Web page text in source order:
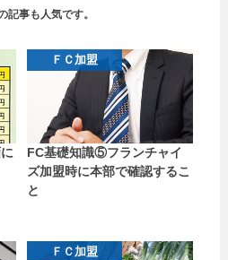
記事も人気です。
ＦＣ加盟
FC基礎知識⑤フランチャイ
ズ加盟時に本部で確認するこ
と
ＦＣ加盟